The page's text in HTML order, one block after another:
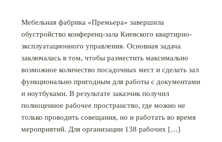
Мебельная фабрика «Премьера» завершила
обустройство конференц-зала Киевского квартирно-
эксплуатационного управления. Основная задача
заключалась в том, чтобы разместить максимально
возможное количество посадочных мест и сделать зал
функционально пригодным для работы с документами
и ноутбуками. В результате заказчик получил
полноценное рабочее пространство, где можно не
только проводить совещания, но и работать во время
мероприятий. Для организации 138 рабочих […]